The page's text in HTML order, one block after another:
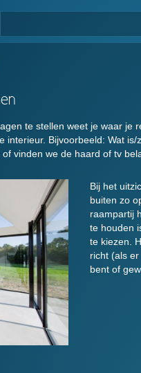
te stellen weet je waar je
interieur. Bijvoorbeeld: Wat
vinden we de haard of tv
Bij het
buiten zo
raampartij
te houden
te kiezen.
richt (als
bent of